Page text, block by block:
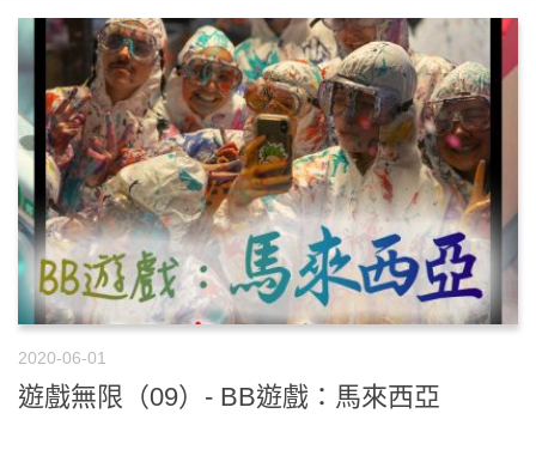
2020-06-01
遊戲無限（09）- BB遊戲：馬來西亞